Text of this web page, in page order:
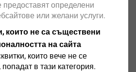
EJOT Covers
определени
или желани услуги.
които не са съществени
на сайта
които вече не се
в тази категория.